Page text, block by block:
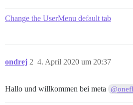
Change the UserMenu default tab
ondrej 4. April 2020 um 20:37
2
Hallo und willkommen bei meta